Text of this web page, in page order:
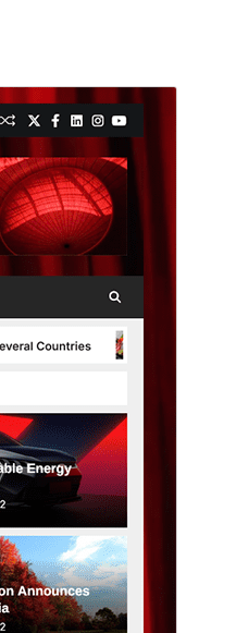
5 agosto, 2026
200+
5.0
8.0